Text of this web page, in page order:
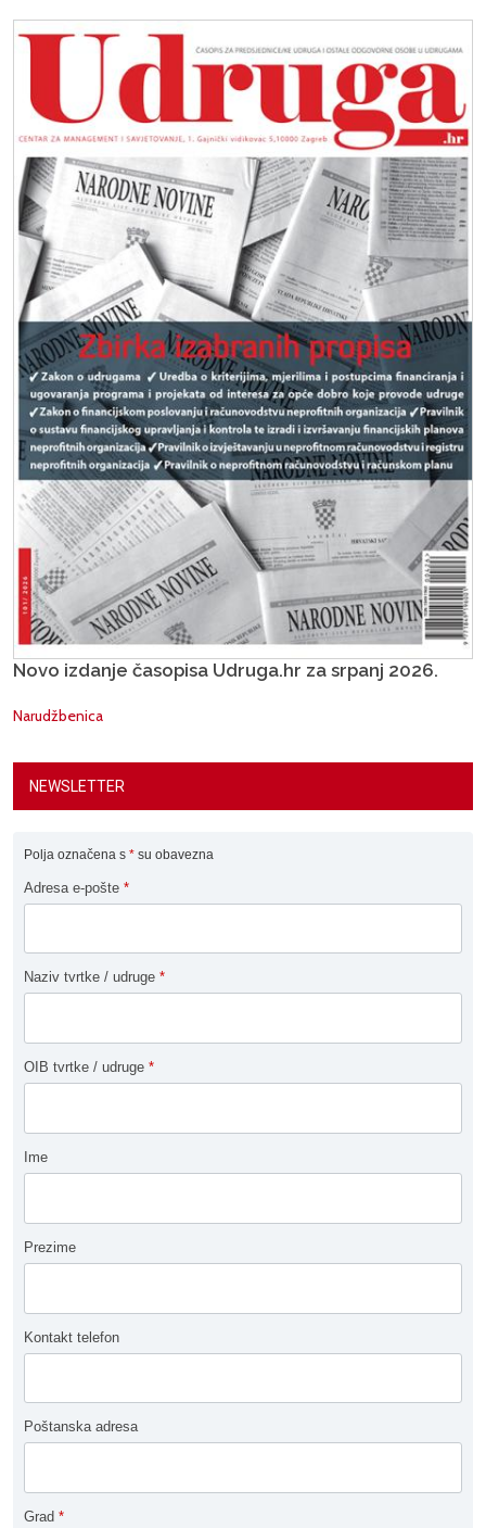
Novo izdanje časopisa Udruga.hr za srpanj 2026.
Narudžbenica
NEWSLETTER
Polja označena s * su obavezna
Adresa e-pošte *
Naziv tvrtke / udruge *
OIB tvrtke / udruge *
Ime
Prezime
Kontakt telefon
Poštanska adresa
Grad *